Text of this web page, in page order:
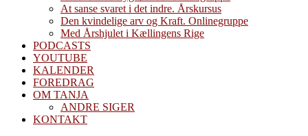
At sanse svaret i det indre. Årskursus
Den kvindelige arv og Kraft. Onlinegruppe
Med Årshjulet i Kællingens Rige
PODCASTS
YOUTUBE
KALENDER
FOREDRAG
OM TANJA
ANDRE SIGER
KONTAKT